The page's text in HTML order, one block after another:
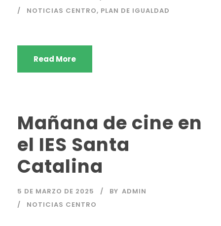
NOTICIAS CENTRO, PLAN DE IGUALDAD
Read More
Mañana de cine en
el IES Santa
Catalina
5 DE MARZO DE 2025 BY ADMIN
NOTICIAS CENTRO